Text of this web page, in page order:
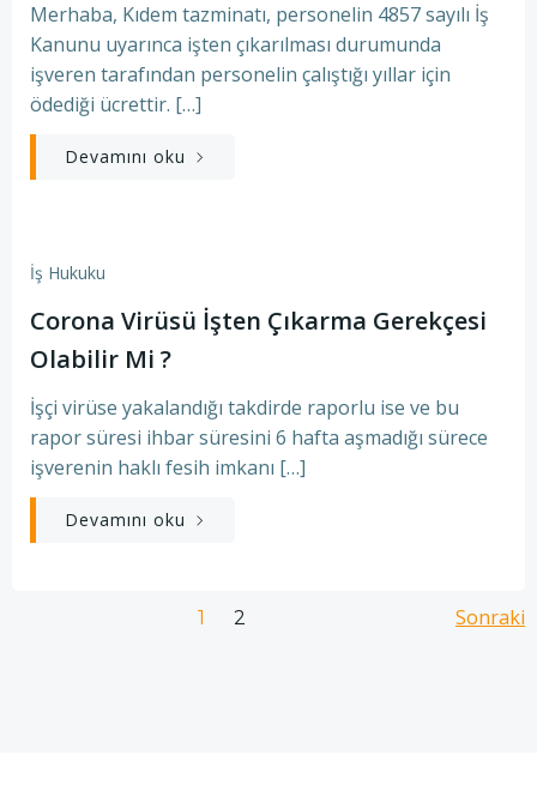
Merhaba, Kıdem tazminatı, personelin 4857 sayılı İş
Kanunu uyarınca işten çıkarılması durumunda
işveren tarafından personelin çalıştığı yıllar için
ödediği ücrettir. […]
Devamını oku
İş Hukuku
Corona Virüsü İşten Çıkarma Gerekçesi
Olabilir Mi ?
İşçi virüse yakalandığı takdirde raporlu ise ve bu
rapor süresi ihbar süresini 6 hafta aşmadığı sürece
işverenin haklı fesih imkanı […]
Devamını oku
Page
1 Page
2 Sonraki